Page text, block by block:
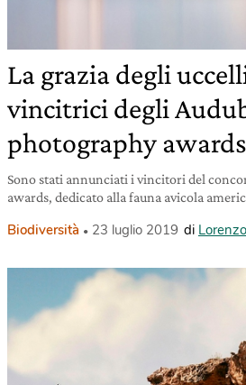
La grazia degli
vincitrici degli
photography
Sono stati annunciati i vincitori del
awards, dedicato alla fauna avicola
Biodiversità 23 luglio 2019 di